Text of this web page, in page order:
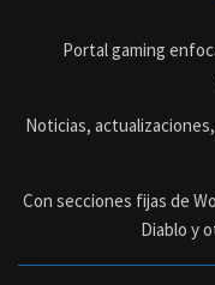
Portal gaming
Noticias,
Con secciones fijas de
Diablo y